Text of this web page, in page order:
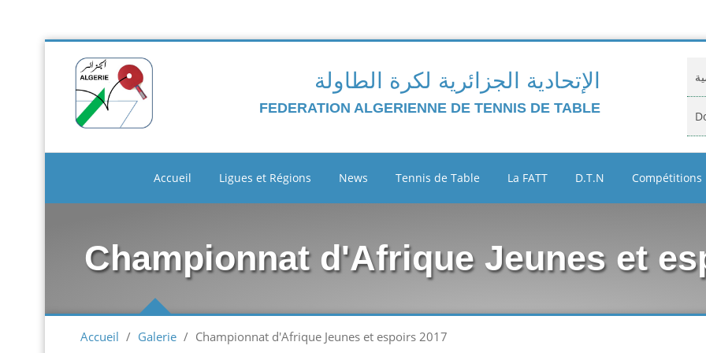
الإتحادية الجزائرية لكرة الطاولة
FEDERATION ALGERIENNE DE TENNIS DE TABLE
Accueil Ligues et Régions News Tennis de Table La FATT D.T.N Compétitions
Championnat d'Afrique Jeunes et
Accueil / Galerie / Championnat d'Afrique Jeunes et espoirs 2017